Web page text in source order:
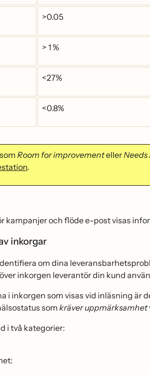
>0.05
> 1 %
<27%
<0.8%
Room for improvementeller
.
kampanjer och flöde e-post visas
inkorgar
om dina
inkorgen leverantör din kund
i inkorgen som visas vid inläsning är
som kräver uppmärksamhet
i två kategorier: